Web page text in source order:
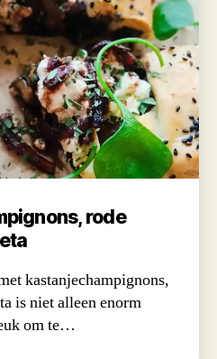
rode
kastanjechampignons,
is niet alleen enorm
om te…